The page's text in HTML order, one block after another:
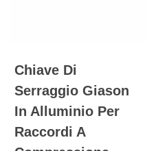
Chiave Di
Serraggio Giason
In Alluminio Per
Raccordi A